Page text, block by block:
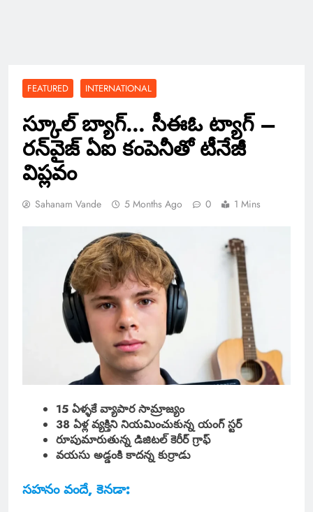
FEATURED INTERNATIONAL
స్కూల్ బ్యాగ్… సీఈఓ ట్యాగ్ –
రన్‌వైజ్ ఏఐ కంపెనీతో టీనేజీ
విప్లవం
Sahanam Vande 5 Months Ago 0 1 Mins
15 ఏళ్ళకే వ్యాపార సామ్రాజ్యం
38 ఏళ్ల వ్యక్తిని నియమించుకున్న యంగ్ స్టర్
రూపుమారుతున్న డిజిటల్ కెరీర్ గ్రాఫ్
వయసు అడ్డంకి కాదన్న కుర్రాడు
సహనం వందే, కెనడా: